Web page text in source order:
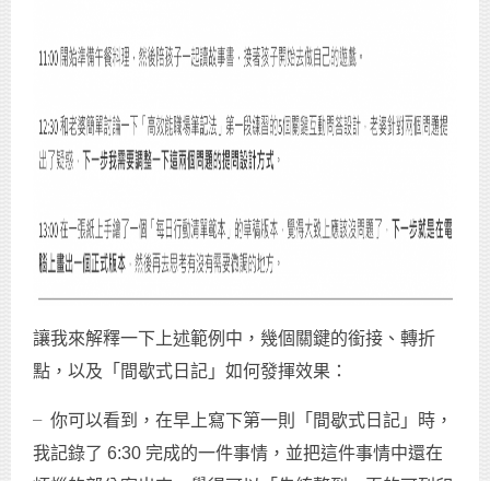
讓我來解釋一下上述範例中，幾個關鍵的銜接、轉折
點，以及「間歇式日記」如何發揮效果：
╴你可以看到，在早上寫下第一則「間歇式日記」時，
我記錄了 6:30 完成的一件事情，並把這件事情中還在